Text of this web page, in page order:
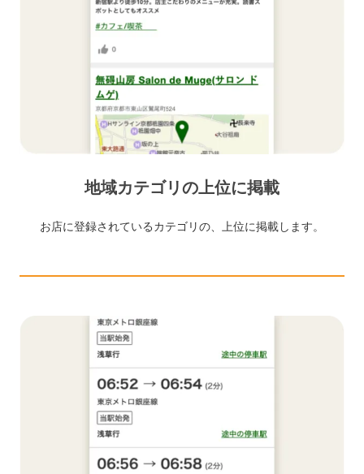
地域カテゴリの上位に掲載
お店に登録されているカテゴリの、上位に掲載します。